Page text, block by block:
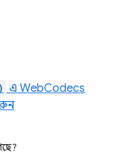
এ WebCodecs